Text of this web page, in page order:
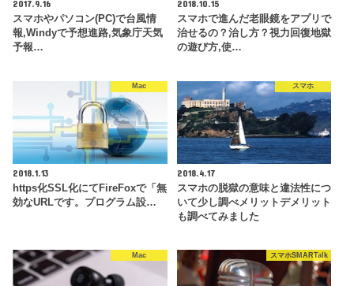
2017.9.16
スマホやパソコン(PC)で台風情
報,Windyで予想進路,気象庁天気
予報…
2018.10.15
スマホで進んだ老眼鏡をアプリで
治せるの？治し方？視力回復地獄
の遊び方,使…
Mac
2018.1.13
https化SSL化にてFireFoxで「無
効なURLです。プログラム設…
スマホ
2018.4.17
スマホの脱獄の意味と違法性につ
いて少し調べメリットデメリット
も調べてみました
Mac スマホSMARTalk